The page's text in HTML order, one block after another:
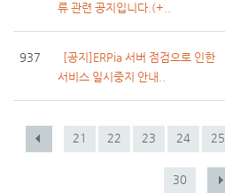
류 관련 공지입니다.(+..
937
[공지]ERPia 서버 점검으로 인한
서비스 일시중지 안내..
21 22 23 24 25
30